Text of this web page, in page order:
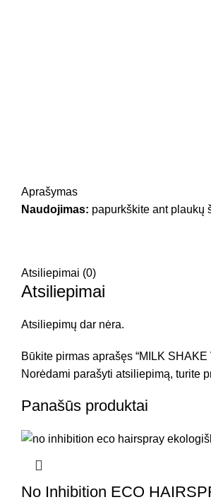
Aprašymas
Naudojimas: papurkškite ant plaukų
Atsiliepimai (0)
Atsiliepimai
Atsiliepimų dar nėra.
Būkite pirmas aprašęs “MILK
Norėdami parašyti atsiliepimą, turite
Panašūs produktai
No Inhibition ECO